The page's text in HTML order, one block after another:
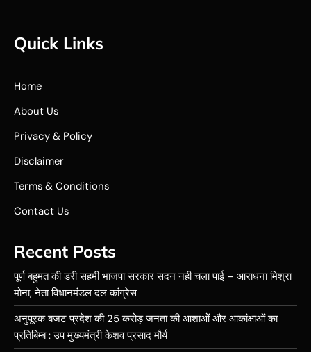
Quick Links
Home
About Us
Privacy & Policy
Disclaimer
Terms & Conditions
Contact Us
Recent Posts
पूर्ण बहुमत की डरी सहमी भाजपा सरकार सदन नही चला पाई – आराधना मिश्रा
मोना, नेता विधानमंडल दल कांग्रेस
अनुपूरक बजट प्रदेश की 25 करोड़ जनता की आशाओं और आकांक्षाओं का
प्रतिबिम्ब : उप मुख्यमंत्री केशव प्रसाद मौर्य